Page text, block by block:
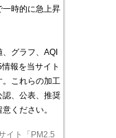
時的に急上昇
グラフ、AQI
報を当サイト
。これらの加工
認、公表、推奨
ください。
イト「PM2.5